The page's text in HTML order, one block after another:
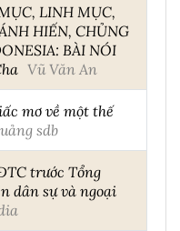
LINH MỤC,
HIẾN, CHỦNG
BÀI NÓI
Vũ Văn An
mơ về một thế
sdb
trước Tổng
dân sự và ngoại